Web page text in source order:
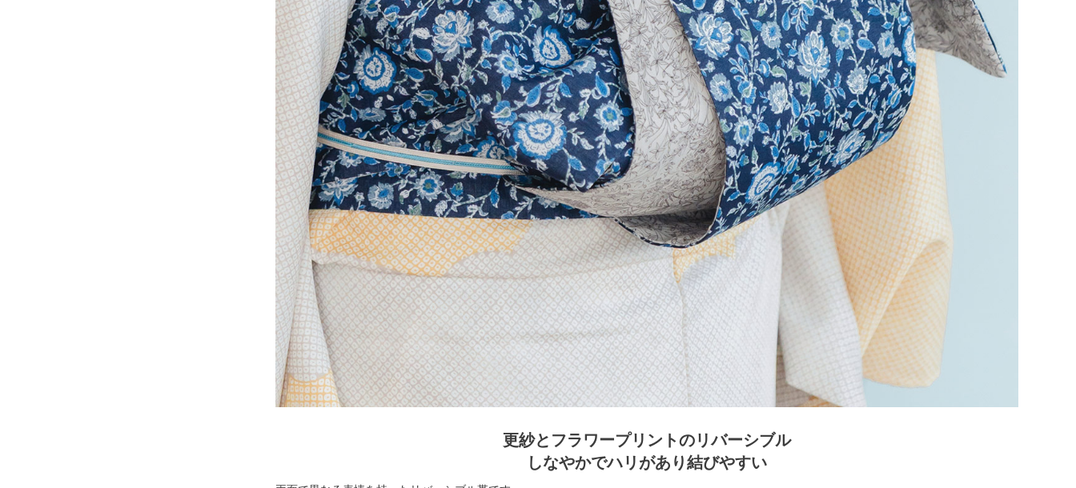
更紗とフラワープリントのリバーシブル
しなやかでハリがあり結びやすい